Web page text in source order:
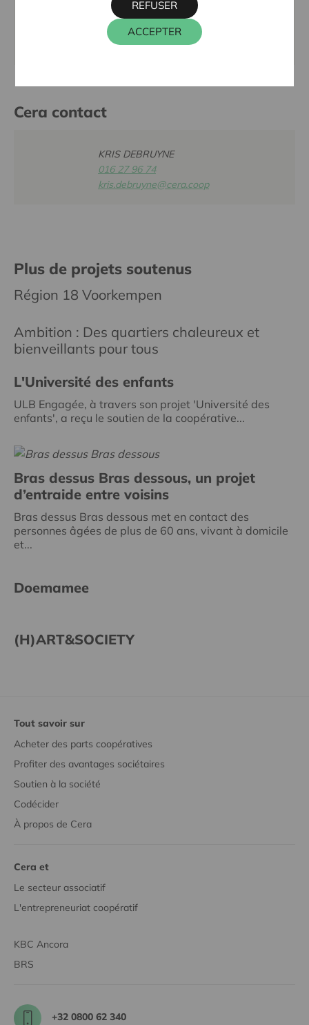
03 354 00 53
kdv.wijnegem@samenferm.be
www.samenferm.be
Cera contact
KRIS DEBRUYNE
016 27 96 74
kris.debruyne@cera.coop
Plus de projets soutenus
Région 18 Voorkempen
Ambition : Des quartiers chaleureux et
bienveillants pour tous
L'Université des enfants
ULB Engagée, à travers son projet 'Université des
enfants', a reçu le soutien de la coopérative...
Bras dessus Bras dessous, un projet
d’entraide entre voisins
Bras dessus Bras dessous met en contact des
personnes âgées de plus de 60 ans, vivant à domicile
et...
Doemamee
(H)ART&SOCIETY
Tout savoir sur
Acheter des parts coopératives
Profiter des avantages sociétaires
Soutien à la société
Codécider
À propos de Cera
Cera et
Le secteur associatif
L'entrepreneuriat coopératif
KBC Ancora
BRS
+32 0800 62 340
ACCEPTER
REFUSER